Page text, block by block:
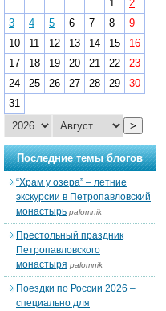
1
2
3
4 5 6 7 8
9
10
11 12 13 14 15
16
17
18 19 20 21 22
23
24
25 26 27 28 29
30
31
>
Последние темы блогов
“Храм у озера” – летние
экскурсии в Петропавловский
монастырь palomnik
Престольный праздник
Петропавловского
монастыря palomnik
Поездки по России 2026 –
специально для